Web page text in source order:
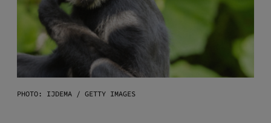
PHOTO: IJDEMA / GETTY IMAGES